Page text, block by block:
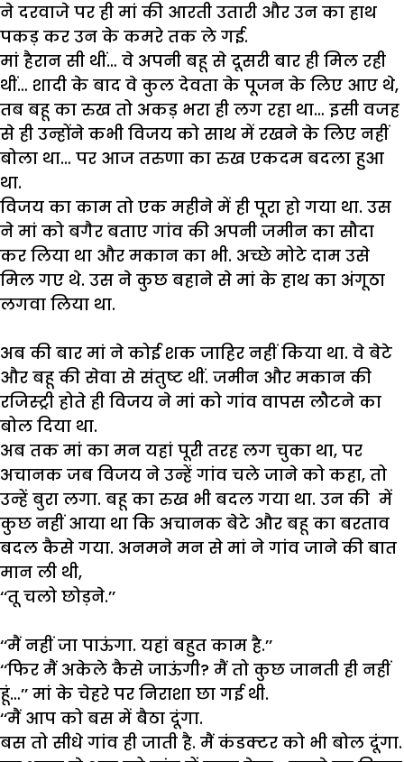
ने दरवाजे पर ही मां की आरती उतारी और उन का हाथ
पकड़ कर उन के कमरे तक ले गई.
मां हैरान सी थीं… वे अपनी बहू से दूसरी बार ही मिल रही
थीं… शादी के बाद वे कुल देवता के पूजन के लिए आए थे,
तब बहू का रुख तो अकड़ भरा ही लग रहा था… इसी वजह
से ही उन्होंने कभी विजय को साथ में रखने के लिए नहीं
बोला था… पर आज तरुणा का रुख एकदम बदला हुआ
था.
विजय का काम तो एक महीने में ही पूरा हो गया था. उस
ने मां को बगैर बताए गांव की अपनी जमीन का सौदा
कर लिया था और मकान का भी. अच्छे मोटे दाम उसे
मिल गए थे. उस ने कुछ बहाने से मां के हाथ का अंगूठा
लगवा लिया था.
अब की बार मां ने कोई शक जाहिर नहीं किया था. वे बेटे
और बहू की सेवा से संतुष्ट थीं. जमीन और मकान की
रजिस्ट्री होते ही विजय ने मां को गांव वापस लौटने का
बोल दिया था.
अब तक मां का मन यहां पूरी तरह लग चुका था, पर
अचानक जब विजय ने उन्हें गांव चले जाने को कहा, तो
उन्हें बुरा लगा. बहू का रुख भी बदल गया था. उन की में
कुछ नहीं आया था कि अचानक बेटे और बहू का बरताव
बदल कैसे गया. अनमने मन से मां ने गांव जाने की बात
मान ली थी,
‘‘तू चल छोड़ने.’’
‘‘मैं नहीं जा पाऊंगा. यहां बहुत काम है.’’
‘‘फिर मैं अकेले कैसे जाऊंगी? मैं तो कुछ जानती ही नहीं
हूं…’’ मां के चेहरे पर निराशा छा गई थी.
‘‘मैं आप को बस में बैठा दूंगा.
बस तो सीधे गांव ही जाती है. मैं कंडक्टर को भी बोल दूंगा.